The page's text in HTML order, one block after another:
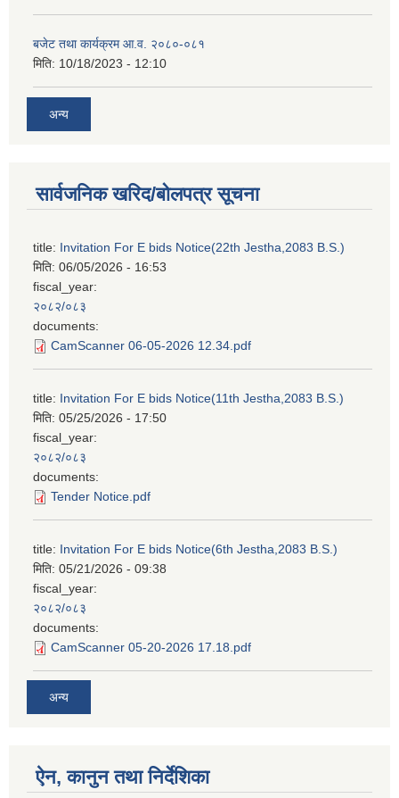
बजेट तथा कार्यक्रम आ.व. २०८०-०८१
मिति: 10/18/2023 - 12:10
अन्य
सार्वजनिक खरिद/बोलपत्र सूचना
title: Invitation For E bids Notice(22th Jestha,2083 B.S.)
मिति: 06/05/2026 - 16:53
fiscal_year:
२०८२/०८३
documents:
CamScanner 06-05-2026 12.34.pdf
title: Invitation For E bids Notice(11th Jestha,2083 B.S.)
मिति: 05/25/2026 - 17:50
fiscal_year:
२०८२/०८३
documents:
Tender Notice.pdf
title: Invitation For E bids Notice(6th Jestha,2083 B.S.)
मिति: 05/21/2026 - 09:38
fiscal_year:
२०८२/०८३
documents:
CamScanner 05-20-2026 17.18.pdf
अन्य
ऐन, कानुन तथा निर्देशिका